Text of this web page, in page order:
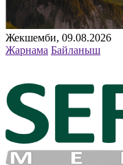
Жекшемби, 09.08.2026
Жарнама Байланыш